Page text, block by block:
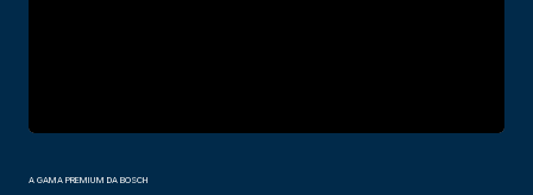
A GAMA PREMIUM DA BOSCH